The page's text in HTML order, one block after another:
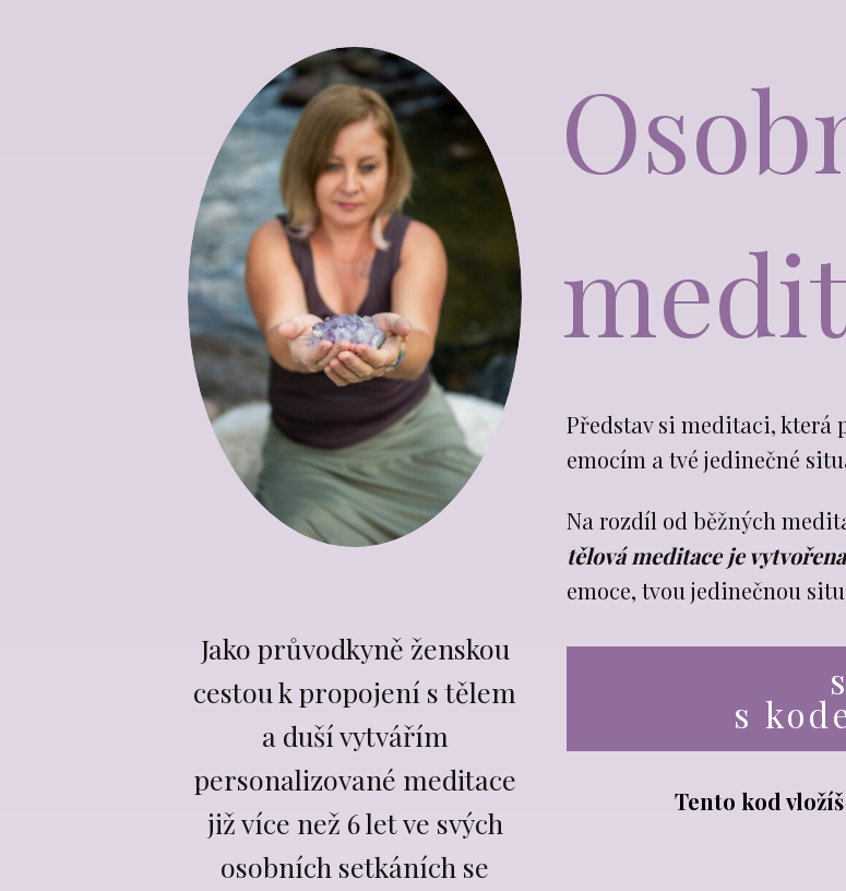
Jako průvodkyně ženskou
cestou k propojení s tělem
a duší vytvářím
personalizované meditace
již více než 6 let ve svých
osobních setkáních se
Představ si meditaci, která
emocím a tvé jedinečné
Na rozdíl od běžných
tělová meditace je
emoce, tvou jedinečnou
s
Tento kod